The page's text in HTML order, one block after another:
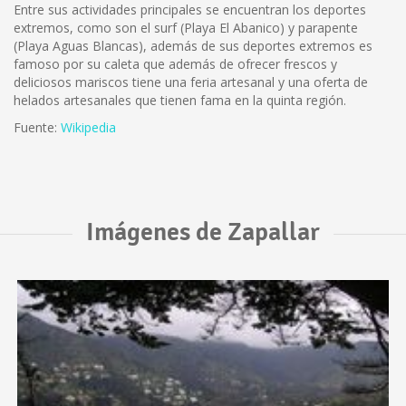
Entre sus actividades principales se encuentran los deportes
extremos, como son el surf (Playa El Abanico) y parapente
(Playa Aguas Blancas), además de sus deportes extremos es
famoso por su caleta que además de ofrecer frescos y
deliciosos mariscos tiene una feria artesanal y una oferta de
helados artesanales que tienen fama en la quinta región.
Fuente: Wikipedia
Imágenes de Zapallar